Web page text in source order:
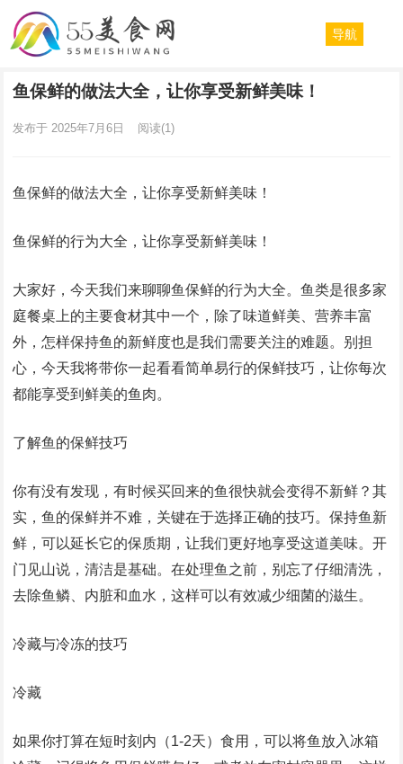
导航
鱼保鲜的做法大全，让你享受新鲜美味！
发布于 2025年7月6日 阅读(1)
鱼保鲜的做法大全，让你享受新鲜美味！
鱼保鲜的行为大全，让你享受新鲜美味！
大家好，今天我们来聊聊鱼保鲜的行为大全。鱼类是很多家
庭餐桌上的主要食材其中一个，除了味道鲜美、营养丰富
外，怎样保持鱼的新鲜度也是我们需要关注的难题。别担
心，今天我将带你一起看看简单易行的保鲜技巧，让你每次
都能享受到鲜美的鱼肉。
了解鱼的保鲜技巧
你有没有发现，有时候买回来的鱼很快就会变得不新鲜？其
实，鱼的保鲜并不难，关键在于选择正确的技巧。保持鱼新
鲜，可以延长它的保质期，让我们更好地享受这道美味。开
门见山说，清洁是基础。在处理鱼之前，别忘了仔细清洗，
去除鱼鳞、内脏和血水，这样可以有效减少细菌的滋生。
冷藏与冷冻的技巧
冷藏
如果你打算在短时刻内（1-2天）食用，可以将鱼放入冰箱